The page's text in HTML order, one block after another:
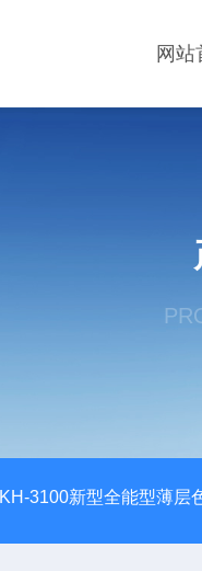
网站
KH-3100新型全能型薄层